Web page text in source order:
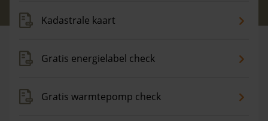
Kadastrale kaart
Gratis energielabel check
Gratis warmtepomp check